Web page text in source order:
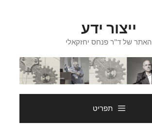
ייצור ידע
האתר של ד"ר פנחס יחזקאלי
תפריט